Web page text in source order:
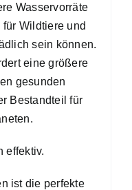
Wasservorräte
Wildtiere und
sein können.
eine größere
gesunden
Bestandteil für
effektiv.
ist die perfekte